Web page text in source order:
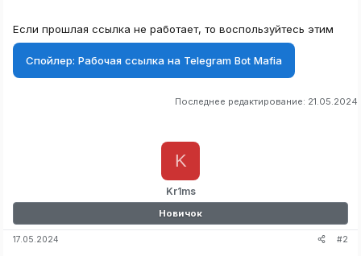
Если прошлая ссылка не работает, то воспользуйтесь этим
Спойлер: Рабочая ссылка на Telegram Bot Mafia
Последнее редактирование: 21.05.2024
Kr1ms
K
Новичок
17.05.2024 #2